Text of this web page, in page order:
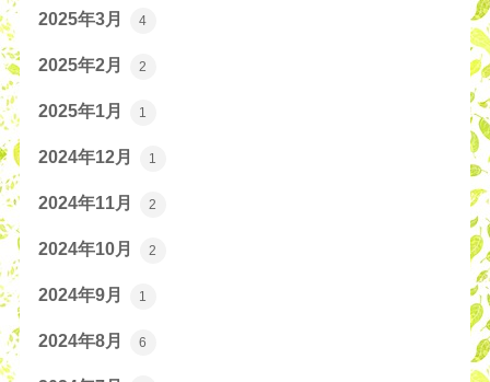
2025年3月 4
2025年2月 2
2025年1月 1
2024年12月 1
2024年11月 2
2024年10月 2
2024年9月 1
2024年8月 6